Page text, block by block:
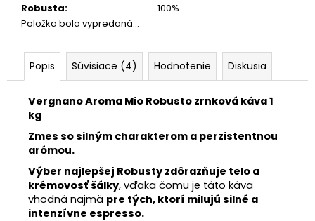
Robusta:
100%
Položka bola vypredaná…
Popis Súvisiace (4) Hodnotenie Diskusia
Vergnano Aroma Mio Robusto zrnková káva 1
kg
Zmes so silným charakterom a perzistentnou
arómou.
Výber najlepšej Robusty zdôrazňuje telo a
krémovosť šálky, vďaka čomu je táto káva
vhodná najmä pre tých, ktorí milujú silné a
intenzívne espresso.